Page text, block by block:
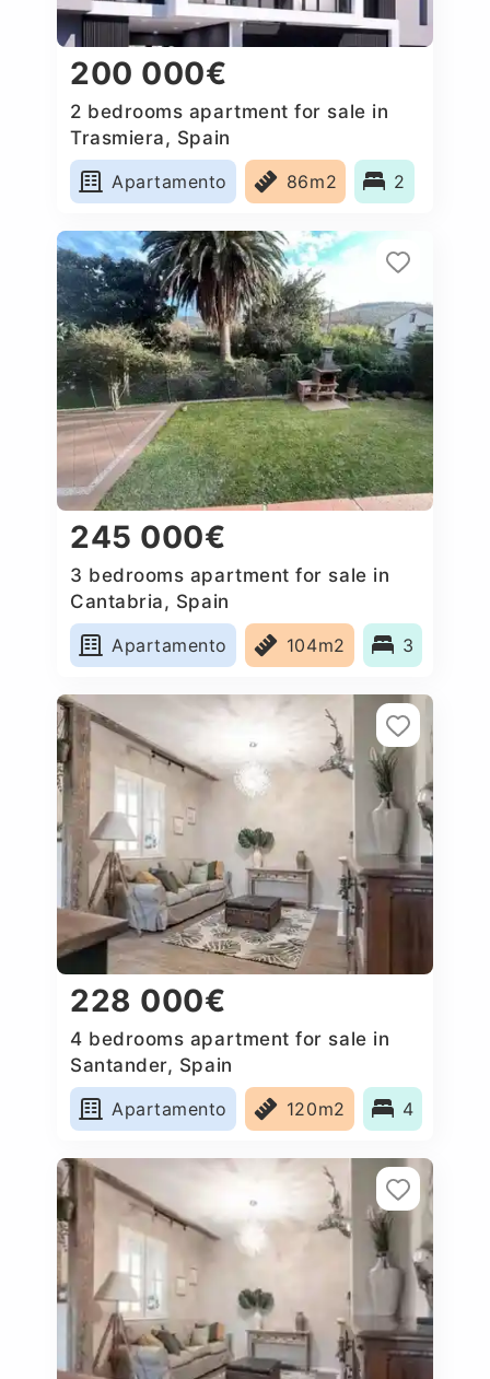
200 000€
2 bedrooms apartment for sale in
Trasmiera, Spain
Apartamento
86m2 2
245 000€
3 bedrooms apartment for sale in
Cantabria, Spain
Apartamento
104m2 3
228 000€
4 bedrooms apartment for sale in
Santander, Spain
Apartamento
120m2 4